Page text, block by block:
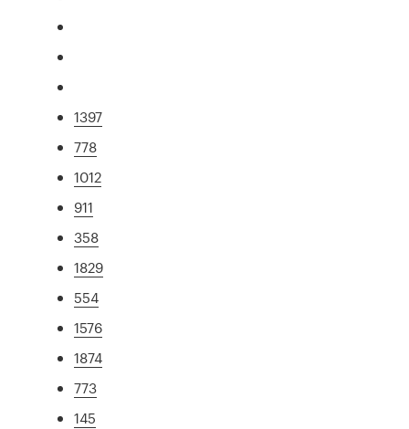
1397
778
1012
911
358
1829
554
1576
1874
773
145